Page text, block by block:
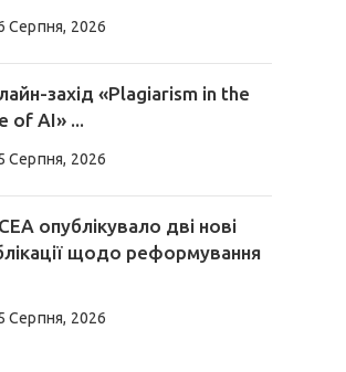
Серпня, 2026
захід «Plagiarism in the
of AI» ...
Серпня, 2026
опублікувало дві нові
щодо реформування
Серпня, 2026